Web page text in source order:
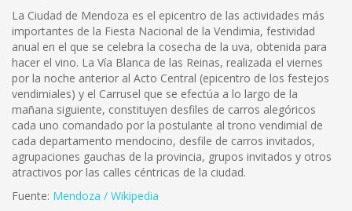
La Ciudad de Mendoza es el epicentro de las actividades más
importantes de la Fiesta Nacional de la Vendimia, festividad
anual en el que se celebra la cosecha de la uva, obtenida para
hacer el vino. La Vía Blanca de las Reinas, realizada el viernes
por la noche anterior al Acto Central (epicentro de los festejos
vendimiales) y el Carrusel que se efectúa a lo largo de la
mañana siguiente, constituyen desfiles de carros alegóricos
cada uno comandado por la postulante al trono vendimial de
cada departamento mendocino, desfile de carros invitados,
agrupaciones gauchas de la provincia, grupos invitados y otros
atractivos por las calles céntricas de la ciudad.
Fuente: Mendoza / Wikipedia